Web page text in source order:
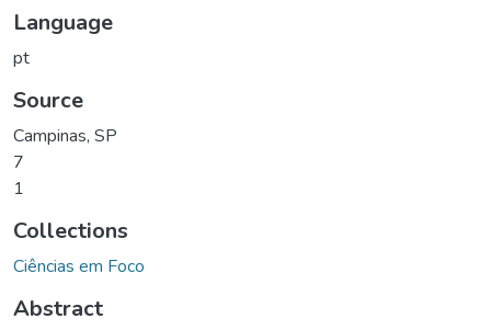
Language
pt
Source
Campinas, SP
7
1
Collections
Ciências em Foco
Abstract